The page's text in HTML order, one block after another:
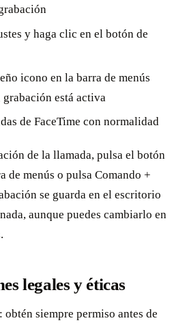
y haga clic en el botón de
icono en la barra de menús
está activa
de FaceTime con normalidad
de la llamada, pulsa el botón
de menús o pulsa Comando +
se guarda en el escritorio
aunque puedes cambiarlo en
legales y éticas
obtén siempre permiso antes de